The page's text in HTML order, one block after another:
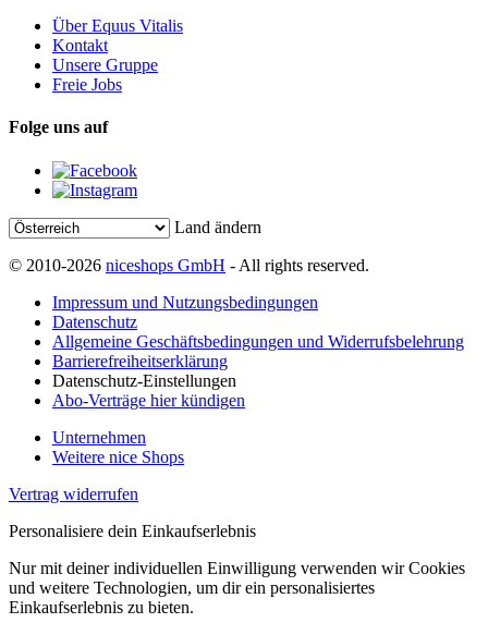
Über Equus Vitalis
Kontakt
Unsere Gruppe
Freie Jobs
Folge uns auf
Land ändern
© 2010-2026 niceshops GmbH - All rights reserved.
Impressum und Nutzungsbedingungen
Datenschutz
Allgemeine Geschäftsbedingungen und Widerrufsbelehrung
Barrierefreiheitserklärung
Datenschutz-Einstellungen
Abo-Verträge hier kündigen
Unternehmen
Weitere nice Shops
Vertrag widerrufen
Personalisiere dein Einkaufserlebnis
Nur mit deiner individuellen Einwilligung verwenden wir Cookies
und weitere Technologien, um dir ein personalisiertes
Einkaufserlebnis zu bieten.